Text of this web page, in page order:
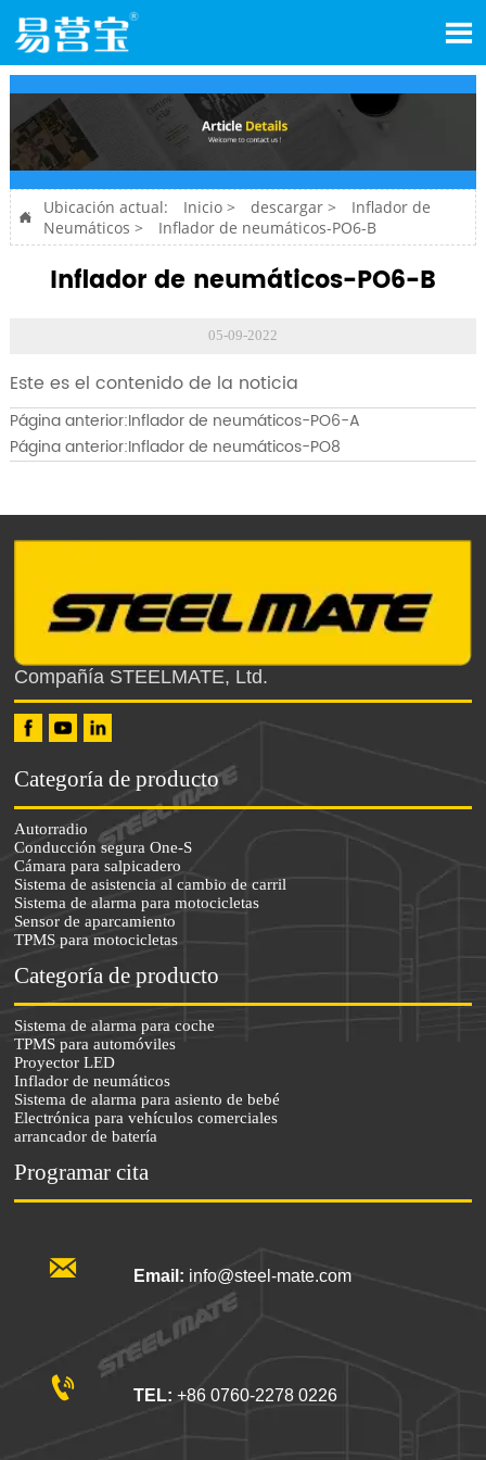

 Ubicación actual: Inicio> descargar>
Inflador de
Neumáticos > Inflador de neumáticos-PO6-B
Inflador de neumáticos-PO6-B
05-09-2022
Este es el contenido de la noticia
Página anterior:Inflador de neumáticos-PO6-A
Página anterior:Inflador de neumáticos-PO8
Compañía STEELMATE, Ltd.
Categoría de producto
Autorradio
Conducción segura One-S
Cámara para salpicadero
Sistema de asistencia al cambio de carril
Sistema de alarma para motocicletas
Sensor de aparcamiento
TPMS para motocicletas
Categoría de producto
Sistema de alarma para coche
TPMS para automóviles
Proyector LED
Inflador de neumáticos
Sistema de alarma para asiento de bebé
Electrónica para vehículos comerciales
arrancador de batería
Programar cita
 Email: info@steel-mate.com
 TEL: +86 0760-2278 0226